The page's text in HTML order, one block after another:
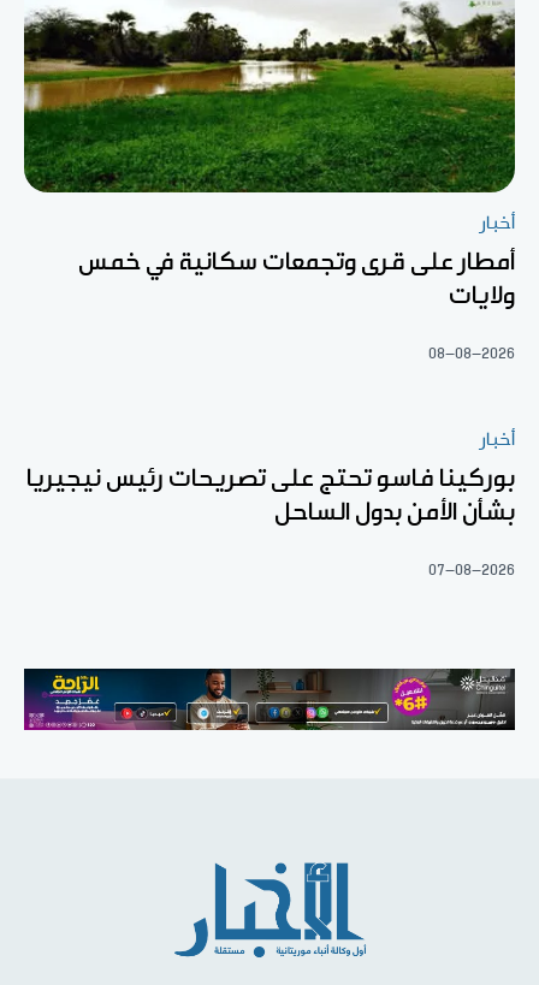
أخبار
أمطار على قرى وتجمعات سكانية في خمس
ولايات
08-08-2026
أخبار
بوركينا فاسو تحتج على تصريحات رئيس نيجيريا
بشأن الأمن بدول الساحل
07-08-2026